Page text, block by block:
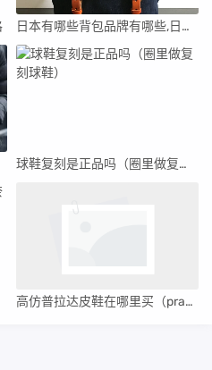
日本有哪些背包品牌有哪些,日本最出名的背包品牌叫什么
球鞋复刻是正品吗（圈里做复刻球鞋）
高仿普拉达皮鞋在哪里买（prada高仿鞋店）